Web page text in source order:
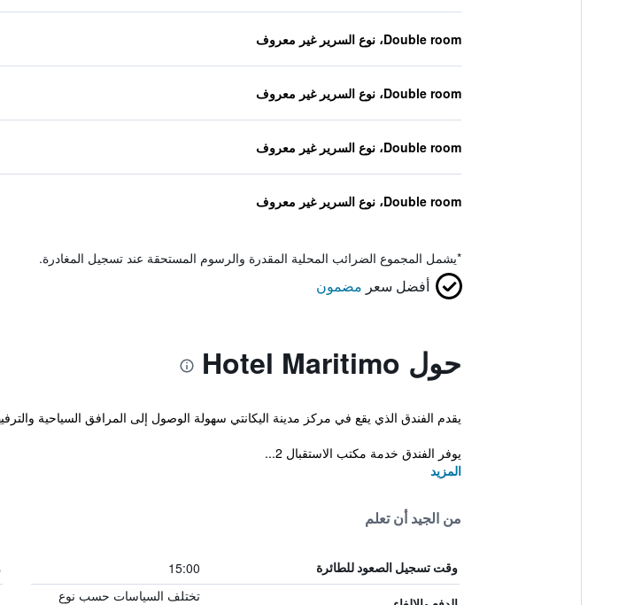
Double room، نوع السرير غير معروف
Double room، نوع السرير غير معروف
Double room، نوع السرير غير معروف
Double room، نوع السرير غير معروف
*يشمل المجموع الضرائب المحلية المقدرة والرسوم المستحقة عند تسجيل المغادرة.
أفضل سعر مضمون
حول Hotel Maritimo
يقدم الفندق الذي يقع في مركز مدينة اليكانتي سهولة الوصول إلى المرافق السياحية
يوفر الفندق خدمة مكتب الاستقبال 2...
المزيد
من الجيد أن تعلم
وقت تسجيل الصعود للطائرة 15:00
تختلف السياسات حسب نوع